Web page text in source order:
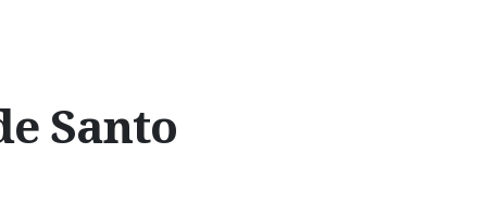
Santo